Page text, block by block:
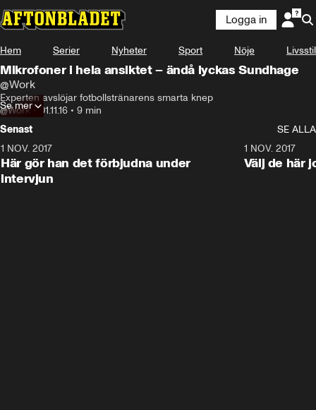
Logga in
Hem Serier Nyheter Sport Nöje Livsstil
Mikrofoner i hela ansiktet – ändå lyckas Sundhage
@Work
Experten avslöjar fotbollstränarens smarta knep
@Work•01.11.16 • 9 min
Se mer
Senast
SE ALLA
1 NOV. 2017
Här gör han det förbjudna under
intervjun
1 NOV. 2017
Välj de här